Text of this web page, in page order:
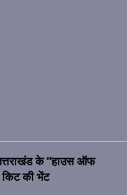
के “हाउस ऑफ
किट की भेंट